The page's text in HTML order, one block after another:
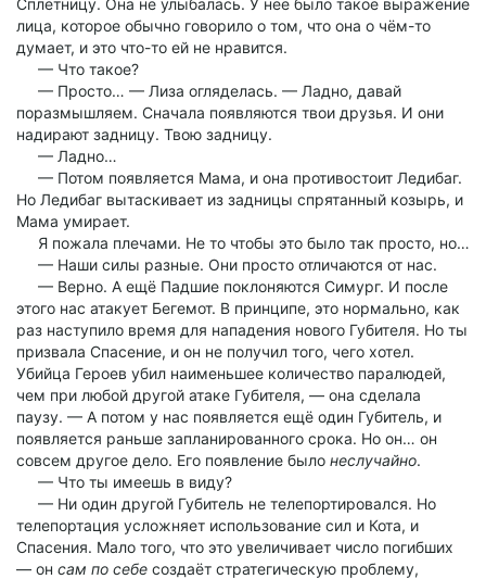
Сплетницу. Она не улыбалась. У неё было такое выражение
лица, которое обычно говорило о том, что она о чём-то
думает, и это что-то ей не нравится.
— Что такое?
— Просто… — Лиза огляделась. — Ладно, давай
поразмышляем. Сначала появляются твои друзья. И они
надирают задницу. Твою задницу.
— Ладно…
— Потом появляется Мама, и она противостоит Ледибаг.
Но Ледибаг вытаскивает из задницы спрятанный козырь, и
Мама умирает.
Я пожала плечами. Не то чтобы это было так просто, но…
— Наши силы разные. Они просто отличаются от нас.
— Верно. А ещё Падшие поклоняются Симург. И после
этого нас атакует Бегемот. В принципе, это нормально, как
раз наступило время для нападения нового Губителя. Но ты
призвала Спасение, и он не получил того, чего хотел.
Убийца Героев убил наименьшее количество паралюдей,
чем при любой другой атаке Губителя, — она сделала
паузу. — А потом у нас появляется ещё один Губитель, и
появляется раньше запланированного срока. Но он… он
совсем другое дело. Его появление было неслучайно.
— Что ты имеешь в виду?
— Ни один другой Губитель не телепортировался. Но
телепортация усложняет использование сил и Кота, и
Спасения. Мало того, что это увеличивает число погибших
— он сам по себе создаёт стратегическую проблему,